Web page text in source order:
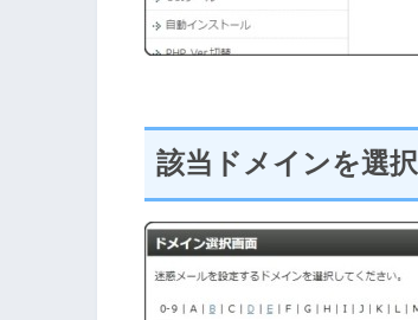
該当ドメインを選択